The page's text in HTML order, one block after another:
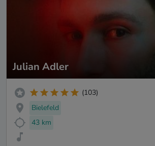
Julian Adler
(103)
Bielefeld
43 km